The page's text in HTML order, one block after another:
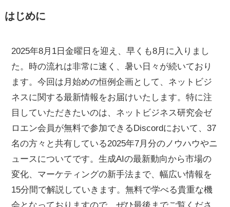
はじめに
2025年8月1日金曜日を迎え、早くも8月に入りまし
た。時の流れは非常に速く、暑い日々が続いており
ます。今回は月始めの恒例企画として、ネットビジ
ネスに関する最新情報をお届けいたします。特に注
目していただきたいのは、ネットビジネス研究会ゼ
ロエン会員が無料で参加できるDiscordにおいて、37
名の方々と共有している2025年7月分のノウハウやニ
ュースについてです。生成AIの最新動向から市場の
変化、マーケティングの新手法まで、幅広い情報を
15分間で解説していきます。無料で学べる貴重な機